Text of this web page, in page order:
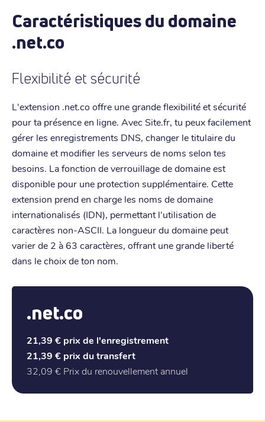
Caractéristiques du domaine
.net.co
Flexibilité et sécurité
L'extension .net.co offre une grande flexibilité et sécurité
pour ta présence en ligne. Avec Site.fr, tu peux facilement
gérer les enregistrements DNS, changer le titulaire du
domaine et modifier les serveurs de noms selon tes
besoins. La fonction de verrouillage de domaine est
disponible pour une protection supplémentaire. Cette
extension prend en charge les noms de domaine
internationalisés (IDN), permettant l'utilisation de
caractères non-ASCII. La longueur du domaine peut
varier de 2 à 63 caractères, offrant une grande liberté
dans le choix de ton nom.
.net.co
21,39 € prix de l'enregistrement
21,39 € prix du transfert
32,09 € Prix du renouvellement annuel